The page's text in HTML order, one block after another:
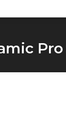
You are here: